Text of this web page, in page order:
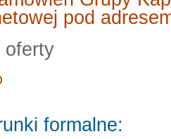
pod
oferty
formalne: